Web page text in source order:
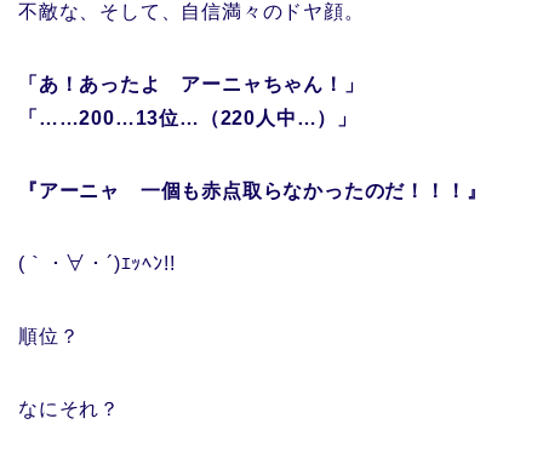
不敵な、そして、自信満々のドヤ顔。
「あ！あったよ アーニャちゃん！」
「……200…13位…（220人中…）」
『アーニャ 一個も赤点取らなかったのだ！！！』
(｀・∀・´)ｴｯﾍﾝ!!
順位？
なにそれ？